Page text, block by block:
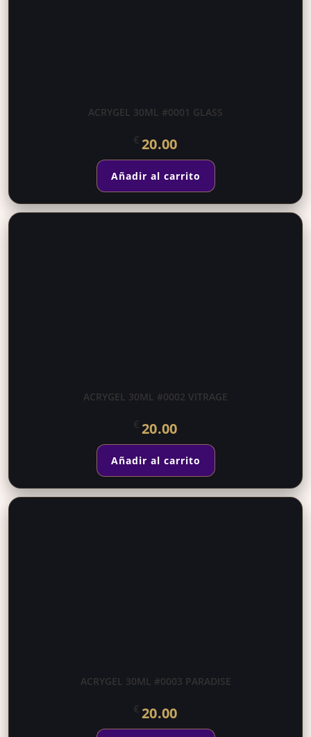
ACRYGEL 30ML #0001 GLASS
20.00
Añadir al carrito
ACRYGEL 30ML #0002 VITRAGE
20.00
Añadir al carrito
ACRYGEL 30ML #0003 PARADISE
20.00